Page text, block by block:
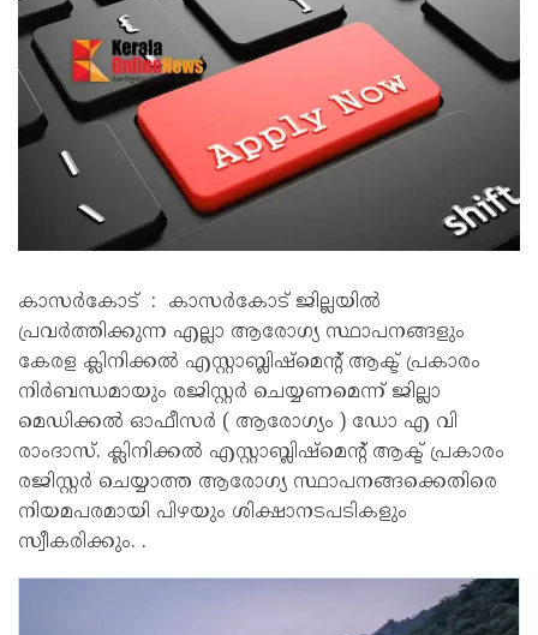
കാസർകോട്‌ : കാസർകോട്‌ ജില്ലയിൽ
പ്രവർത്തിക്കുന്ന എല്ലാ ആരോഗ്യ സ്ഥാപനങ്ങളും
കേരള ക്ലിനിക്കൽ എസ്റ്റാബ്ലിഷ്മെന്റ് ആക്ട് പ്രകാരം
നിർബന്ധമായും രജിസ്റ്റർ ചെയ്യണമെന്ന് ജില്ലാ
മെഡിക്കൽ ഓഫീസർ ( ആരോഗ്യം ) ഡോ എ വി
രാംദാസ്. ക്ലിനിക്കൽ എസ്റ്റാബ്ലിഷ്മെന്റ് ആക്ട് പ്രകാരം
രജിസ്റ്റർ ചെയ്യാത്ത ആരോഗ്യ സ്ഥാപനങ്ങക്കെതിരെ
നിയമപരമായി പിഴയും ശിക്ഷാനടപടികളും
സ്വീകരിക്കും. .